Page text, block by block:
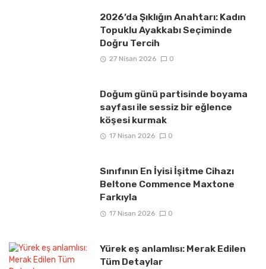
2026’da Şıklığın Anahtarı: Kadın
Topuklu Ayakkabı Seçiminde
Doğru Tercih
27 Nisan 2026 0
Doğum günü partisinde boyama
sayfası ile sessiz bir eğlence
köşesi kurmak
17 Nisan 2026 0
Sınıfının En İyisi İşitme Cihazı
Beltone Commence Maxtone
Farkıyla
17 Nisan 2026 0
Yürek eş anlamlısı: Merak Edilen
Tüm Detaylar